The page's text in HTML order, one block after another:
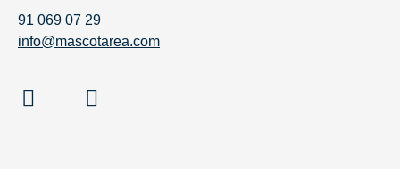
91 069 07 29
info@mascotarea.com